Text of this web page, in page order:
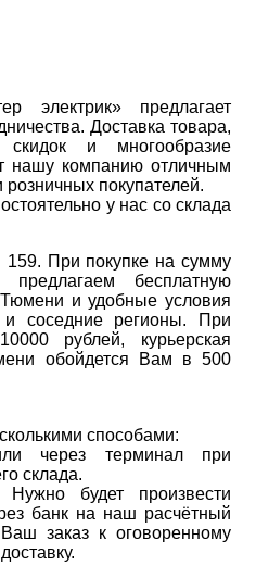
электрик» предлагает
Доставка товара,
скидок и многообразие
нашу компанию отличным
покупателей.
у нас со склада
При покупке на сумму
бесплатную
Тюмени и удобные условия
соседние регионы. При
рублей, курьерская
обойдется Вам в 500
способами:
через терминал при
склада.
будет произвести
банк на наш расчётный
заказ к оговоренному